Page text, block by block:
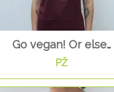
Go vegan! Or else…
PŽ